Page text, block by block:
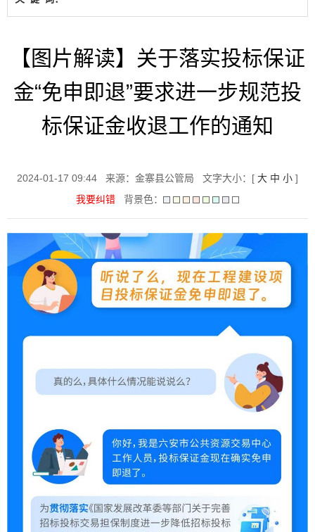
【图片解读】关于落实投标保证
金“免申即退”要求进一步规范投
标保证金收退工作的通知
2024-01-17 09:44 来源：金寨县公管局 文字大小：[大 中 小 ]
我要纠错
背景色：